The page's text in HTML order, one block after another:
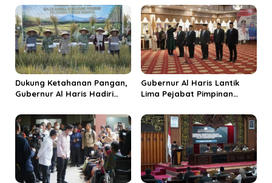
Ekonomi Rakyat
Jadi Destinasi Wisata
Budaya Unggulan
Dukung Ketahanan Pangan,
Gubernur Al Haris Hadiri
Kabupaten Tanjungjabung
Timur
Gubernur Al Haris Lantik
Lima Pejabat Pimpinan
Penguatan Kinerja dan
Integritas